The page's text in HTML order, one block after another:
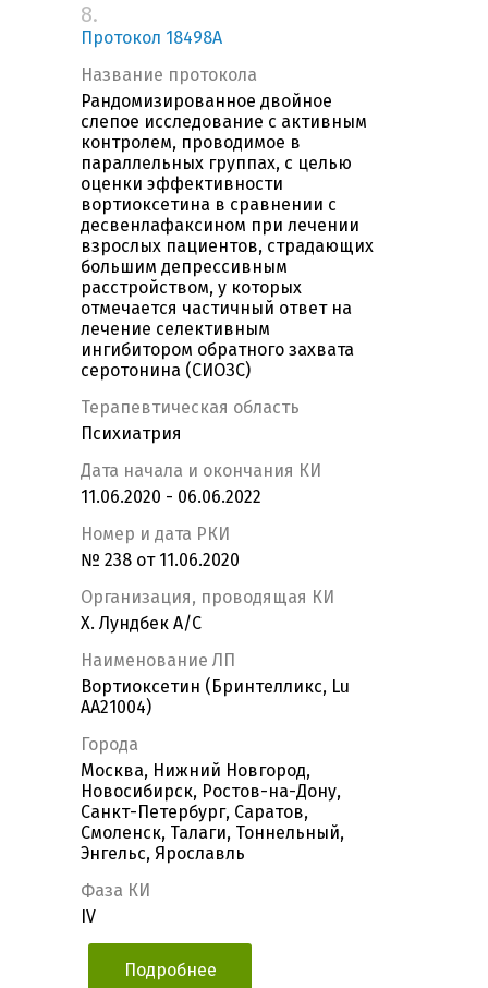
8.
Протокол 18498A
Название протокола
Рандомизированное двойное
слепое исследование с активным
контролем, проводимое в
параллельных группах, с целью
оценки эффективности
вортиоксетина в сравнении с
десвенлафаксином при лечении
взрослых пациентов, страдающих
большим депрессивным
расстройством, у которых
отмечается частичный ответ на
лечение селективным
ингибитором обратного захвата
серотонина (СИОЗС)
Терапевтическая область
Психиатрия
Дата начала и окончания КИ
11.06.2020 - 06.06.2022
Номер и дата РКИ
№ 238 от 11.06.2020
Организация, проводящая КИ
Х. Лундбек А/С
Наименование ЛП
Вортиоксетин (Бринтелликс, Lu
AA21004)
Города
Москва, Нижний Новгород,
Новосибирск, Ростов-на-Дону,
Санкт-Петербург, Саратов,
Смоленск, Талаги, Тоннельный,
Энгельс, Ярославль
Фаза КИ
IV
Подробнее